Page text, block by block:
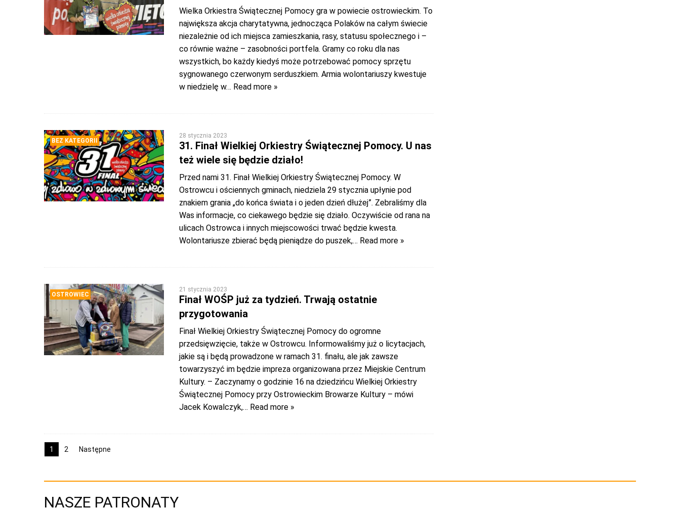
Wielka Orkiestra Świątecznej Pomocy gra w powiecie ostrowieckim. To
największa akcja charytatywna, jednocząca Polaków na całym świecie
niezależnie od ich miejsca zamieszkania, rasy, statusu społecznego i –
co równie ważne – zasobności portfela. Gramy co roku dla nas
wszystkich, bo każdy kiedyś może potrzebować pomocy sprzętu
sygnowanego czerwonym serduszkiem. Armia wolontariuszy kwestuje
w niedzielę w… Read more »
BEZ KATEGORII
28 stycznia 2023
31. Finał Wielkiej Orkiestry Świątecznej Pomocy. U nas
też wiele się będzie działo!
Przed nami 31. Finał Wielkiej Orkiestry Świątecznej Pomocy. W
Ostrowcu i ościennych gminach, niedziela 29 stycznia upłynie pod
znakiem grania „do końca świata i o jeden dzień dłużej”. Zebraliśmy dla
Was informacje, co ciekawego będzie się działo. Oczywiście od rana na
ulicach Ostrowca i innych miejscowości trwać będzie kwesta.
Wolontariusze zbierać będą pieniądze do puszek,… Read more »
OSTROWIEC
21 stycznia 2023
Finał WOŚP już za tydzień. Trwają ostatnie
przygotowania
Finał Wielkiej Orkiestry Świątecznej Pomocy do ogromne
przedsięwzięcie, także w Ostrowcu. Informowaliśmy już o licytacjach,
jakie są i będą prowadzone w ramach 31. finału, ale jak zawsze
towarzyszyć im będzie impreza organizowana przez Miejskie Centrum
Kultury. – Zaczynamy o godzinie 16 na dziedzińcu Wielkiej Orkiestry
Świątecznej Pomocy przy Ostrowieckim Browarze Kultury – mówi
Jacek Kowalczyk,… Read more »
1 2 Następne
NASZE PATRONATY